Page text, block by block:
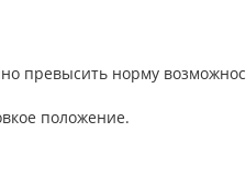
превысить норму
положение.